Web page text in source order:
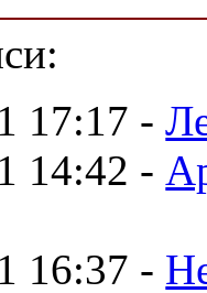
17:17 -
14:42 -
16:37 -